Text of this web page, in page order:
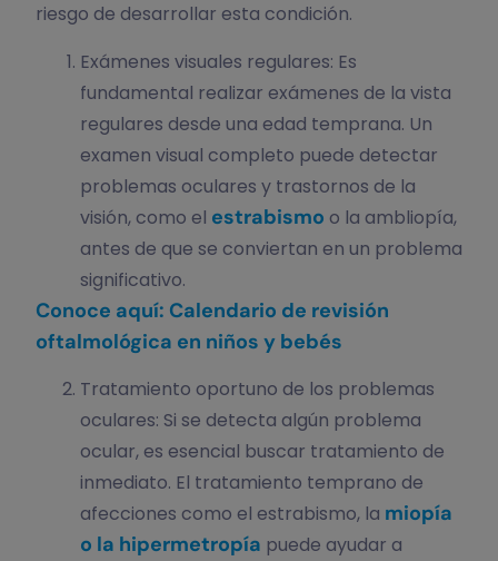
riesgo de desarrollar esta condición.
Exámenes visuales regulares: Es
fundamental realizar exámenes de la vista
regulares desde una edad temprana. Un
examen visual completo puede detectar
problemas oculares y trastornos de la
visión, como el estrabismo o la ambliopía,
antes de que se conviertan en un problema
significativo.
Conoce aquí: Calendario de revisión
oftalmológica en niños y bebés
Tratamiento oportuno de los problemas
oculares: Si se detecta algún problema
ocular, es esencial buscar tratamiento de
inmediato. El tratamiento temprano de
afecciones como el estrabismo, la miopía
o la hipermetropía puede ayudar a